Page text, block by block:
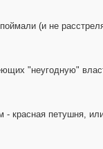
(и не
"неугодную"
- красная петушня,